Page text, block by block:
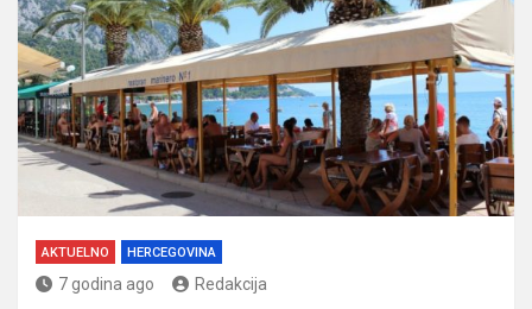
AKTUELNO HERCEGOVINA
7 godina ago Redakcija